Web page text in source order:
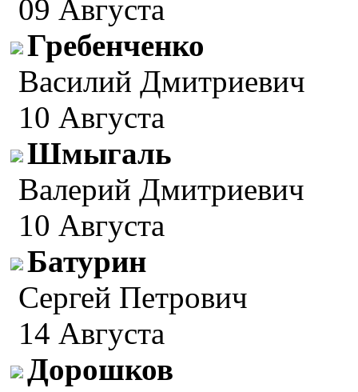
09 Августа
Гребенченко
Василий Дмитриевич
10 Августа
Шмыгаль
Валерий Дмитриевич
10 Августа
Батурин
Сергей Петрович
14 Августа
Дорошков